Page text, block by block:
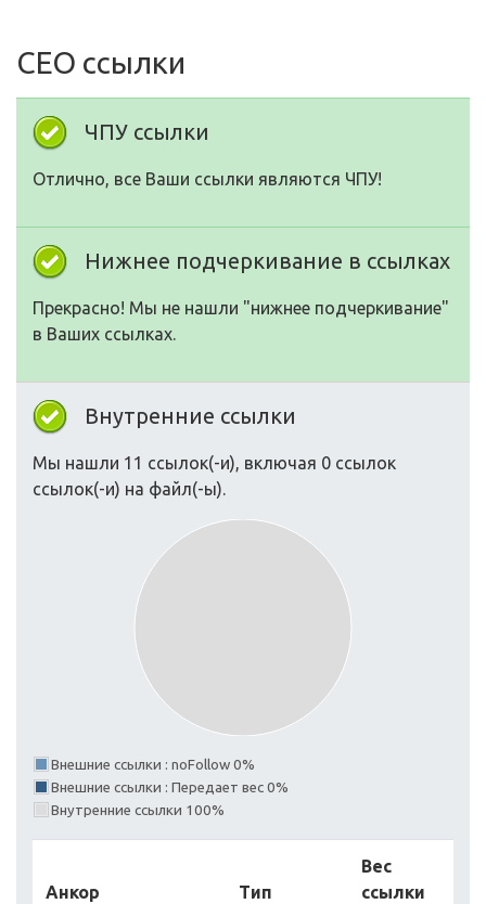
СЕО ссылки
ЧПУ ссылки
Отлично, все Ваши ссылки являются ЧПУ!
Нижнее подчеркивание в ссылках
Прекрасно! Мы не нашли "нижнее подчеркивание"
в Ваших ссылках.
Внутренние ссылки
Мы нашли 11 ссылок(-и), включая 0 ссылок
ссылок(-и) на файл(-ы).
Внешние ссылки : noFollow 0%
Внешние ссылки : Передает вес 0%
Внутренние ссылки 100%
Анкор Тип
Вес
ссылки